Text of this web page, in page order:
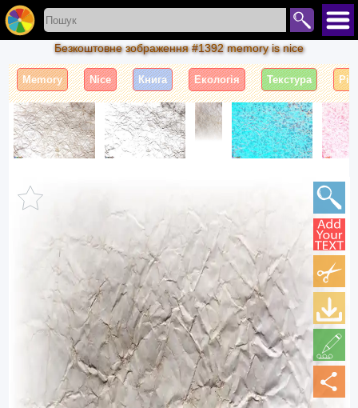
Безкоштовне зображення #1392 memory is nice
Memory Nice Книга Екологія Текстура Річ